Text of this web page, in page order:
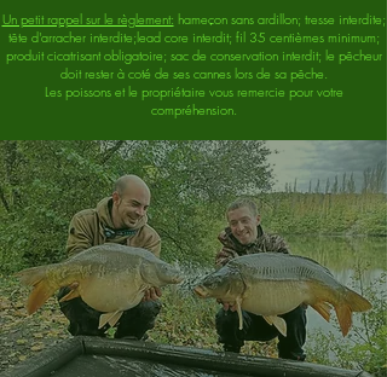
Un petit rappel sur le règlement: hameçon sans ardillon; tresse interdite;
tête d'arracher interdite;lead core interdit; fil 35 centièmes minimum;
produit cicatrisant obligatoire; sac de conservation interdit; le pêcheur
doit rester à coté de ses cannes lors de sa pêche.
Les poissons et le propriétaire vous remercie pour votre
compréhension.